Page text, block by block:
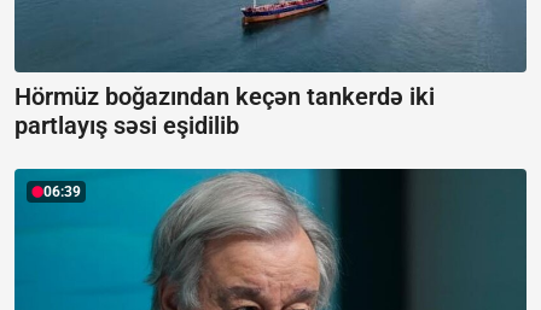
Hörmüz boğazından keçən tankerdə iki
partlayış səsi eşidilib
06:39